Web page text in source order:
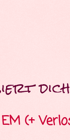
dich
(+